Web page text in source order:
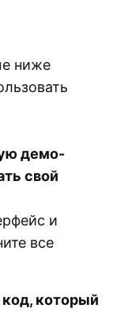
ниже
демо-
свой
и
все
который